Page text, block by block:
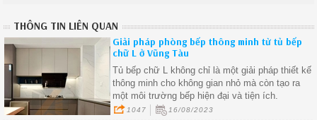
THÔNG TIN LIÊN QUAN
Giải pháp phòng bếp thông minh từ tủ bếp
chữ L ở Vũng Tàu
Tủ bếp chữ L không chỉ là một giải pháp thiết kế
thông minh cho không gian nhỏ mà còn tạo ra
một môi trường bếp hiện đại và tiện ích.
1047 16/08/2023